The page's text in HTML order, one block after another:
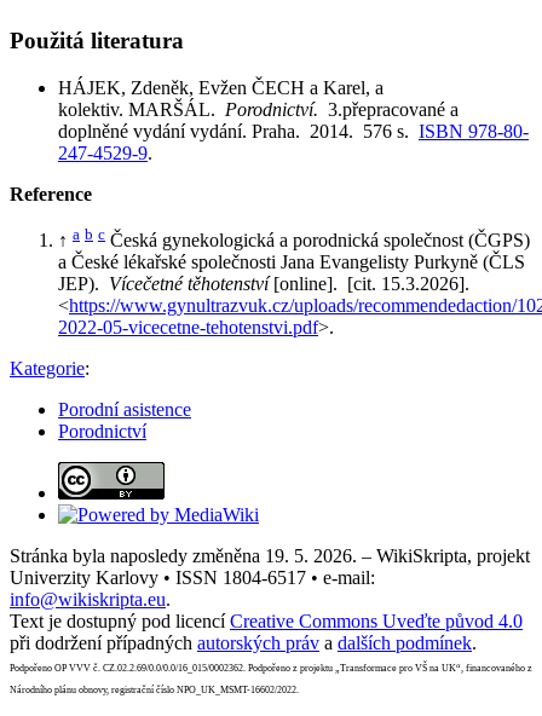
Použitá literatura
HÁJEK, Zdeněk, Evžen ČECH a Karel, a
kolektiv. MARŠÁL. Porodnictví. 3.přepracované a
doplněné vydání vydání. Praha. 2014. 576 s. ISBN 978-80-
247-4529-9.
Reference
↑ a b c Česká gynekologická a porodnická společnost (ČGPS)
a České lékařské společnosti Jana Evangelisty Purkyně (ČLS
JEP). Vícečetné těhotenství[online]. [cit. 15.3.2026].
<https://www.gynultrazvuk.cz/uploads/recommendedaction/
2022-05-vicecetne-tehotenstvi.pdf>.
Kategorie:
Porodní asistence
Porodnictví
Stránka byla naposledy změněna 19. 5. 2026. – WikiSkripta, projekt
Univerzity Karlovy • ISSN 1804-6517 • e-mail:
info@wikiskripta.eu.
Text je dostupný pod licencíCreative Commons Uveďte původ 4.0
při dodržení případných autorských práv a dalších podmínek.
Podpořeno OP VVV č. CZ.02.2.69/0.0/0.0/16_015/0002362. Podpořeno z projektu „Transformace pro VŠ na UK“, financovaného z
Národního plánu obnovy, registrační číslo NPO_UK_MSMT-16602/2022.